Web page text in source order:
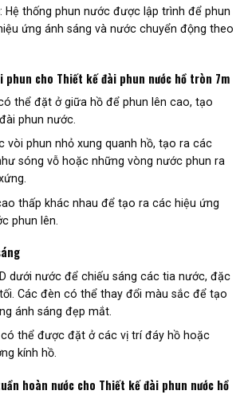
: Hệ thống phun nước được lập trình để phun
ứng ánh sáng và nước chuyển động theo
cho Thiết kế đài phun nước hồ tròn 7m
thể đặt ở giữa hồ để phun lên cao, tạo
phun nước.
vòi phun nhỏ xung quanh hồ, tạo ra các
sóng vỗ hoặc những vòng nước phun ra
thấp khác nhau để tạo ra các hiệu ứng
phun lên.
dưới nước để chiếu sáng các tia nước, đặc
Các đèn có thể thay đổi màu sắc để tạo
ánh sáng đẹp mắt.
thể được đặt ở các vị trí đáy hồ hoặc
kính hồ.
hoàn nước cho Thiết kế đài phun nước hồ